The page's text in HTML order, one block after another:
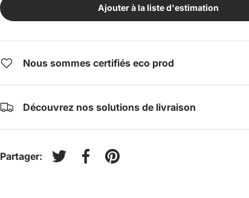
Ajouter à la liste d'estimation
Nous sommes certifiés eco prod
Découvrez nos solutions de livraison
Partager:
Tweeter sur Twitter
Partager sur Facebook
Épingler sur Pinterest